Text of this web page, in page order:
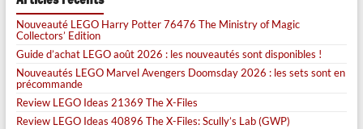
Nouveauté LEGO Harry Potter 76476 The Ministry of Magic
Collectors’ Edition
Guide d’achat LEGO août 2026 : les nouveautés sont disponibles !
Nouveautés LEGO Marvel Avengers Doomsday 2026 : les sets sont en
précommande
Review LEGO Ideas 21369 The X-Files
Review LEGO Ideas 40896 The X-Files: Scully’s Lab (GWP)